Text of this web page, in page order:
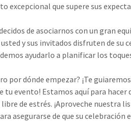
excepcional que supere sus
de asociarnos con un gran
y sus invitados disfruten de su
ayudarlo a planificar los
por dónde empezar? ¡Te
tu evento! Estamos aquí para hacer
de estrés. ¡Aproveche nuestra
asegurarse de que su celebración